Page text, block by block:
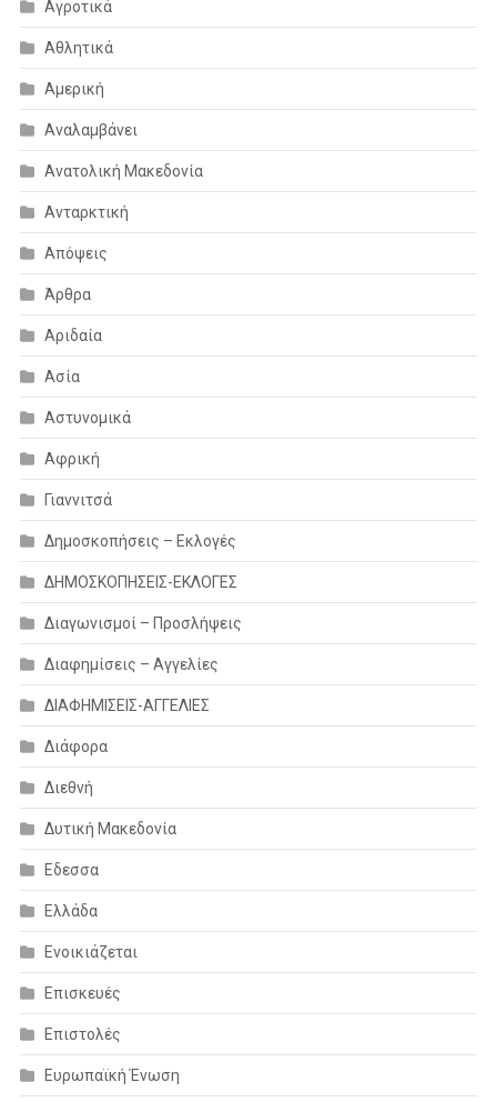
Αγροτικά
Αθλητικά
Αμερική
Αναλαμβάνει
Ανατολική Μακεδονία
Ανταρκτική
Απόψεις
Άρθρα
Αριδαία
Ασία
Αστυνομικά
Αφρική
Γιαννιτσά
Δημοσκοπήσεις – Εκλογές
ΔΗΜΟΣΚΟΠΗΣΕΙΣ-ΕΚΛΟΓΕΣ
Διαγωνισμοί – Προσλήψεις
Διαφημίσεις – Αγγελίες
ΔΙΑΦΗΜΙΣΕΙΣ-ΑΓΓΕΛΙΕΣ
Διάφορα
Διεθνή
Δυτική Μακεδονία
Εδεσσα
Ελλάδα
Ενοικιάζεται
Επισκευές
Επιστολές
Ευρωπαϊκή Ένωση